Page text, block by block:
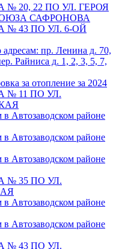
20, 22 ПО УЛ. ГЕРОЯ
САФРОНОВА
43 ПО УЛ. 6-ОЙ
пр. Ленина д. 70,
Райниса д. 1, 2, 3, 5, 7,
за отопление за 2024
11 ПО УЛ.
Автозаводском районе
Автозаводском районе
Автозаводском районе
35 ПО УЛ.
Автозаводском районе
Автозаводском районе
43 ПО УЛ.